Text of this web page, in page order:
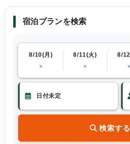
宿泊プランを検索
8/10(月)
×
8/11(火)
×
8/
×
検索する